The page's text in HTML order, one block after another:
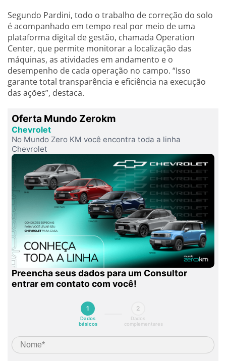
Segundo Pardini, todo o trabalho de correção do solo
é acompanhado em tempo real por meio de uma
plataforma digital de gestão, chamada Operation
Center, que permite monitorar a localização das
máquinas, as atividades em andamento e o
desempenho de cada operação no campo. “Isso
garante total transparência e eficiência na execução
das ações”, destaca.